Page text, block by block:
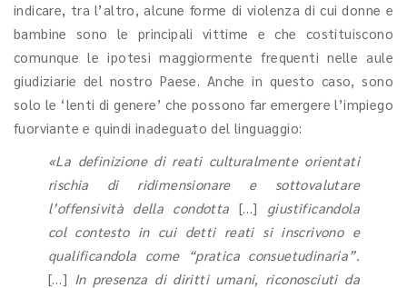
indicare, tra l’altro, alcune forme di violenza di cui donne e
bambine sono le principali vittime e che costituiscono
comunque le ipotesi maggiormente frequenti nelle aule
giudiziarie del nostro Paese. Anche in questo caso, sono
solo le ‘lenti di genere’ che possono far emergere l’impiego
fuorviante e quindi inadeguato del linguaggio:
«La definizione di reati culturalmente orientati
rischia di ridimensionare e sottovalutare
l’offensività della condotta […] giustificandola
col contesto in cui detti reati si inscrivono e
qualificandola come “pratica consuetudinaria”.
[…] In presenza di diritti umani, riconosciuti da